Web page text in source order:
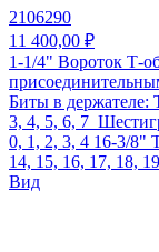
2106290
11 400,00 ₽
1-1/4" Вороток Т-
Биты в
3, 4, 5, 6, 7
0, 1, 2, 3, 4 16-3/8"
14, 15, 16, 17, 18,
Вид